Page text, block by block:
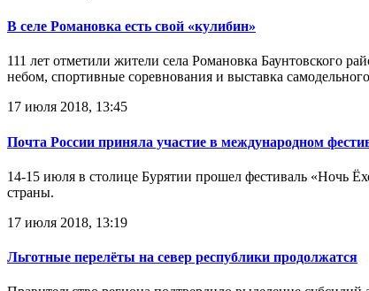
В селе Романовка есть свой «кулибин»
111 лет отметили жители села Романовка Баунтовского
небом, спортивные соревнования и выставка
17 июля 2018, 13:45
Почта России приняла участие в международном
14-15 июля в столице Бурятии прошел фестиваль «Ночь
страны.
17 июля 2018, 13:19
Льготные перелёты на север республики продолжатся